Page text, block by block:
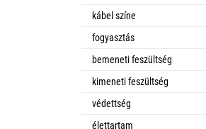
kábel színe
fogyasztás
bemeneti feszültség
kimeneti feszültség
védettség
élettartam